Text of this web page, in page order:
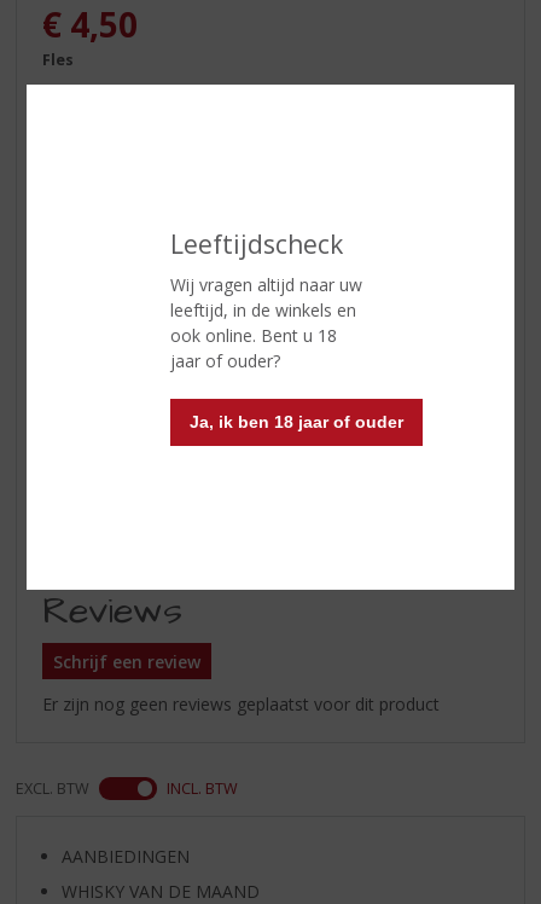
Leeftijdscheck
Wij vragen altijd naar uw
leeftijd, in de winkels en
ook online. Bent u 18
jaar of ouder?
Ja, ik ben 18 jaar of ouder
€ 4,50
Fles
In winkelmand
ETIKETINFORMATIE
33 CL
Reviews
Schrijf een review
Er zijn nog geen reviews geplaatst voor dit product
EXCL. BTW INCL. BTW
AANBIEDINGEN
WHISKY VAN DE MAAND